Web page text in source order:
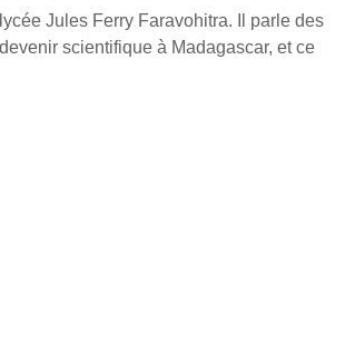
Jules Ferry Faravohitra. Il parle des
scientifique à Madagascar, et ce